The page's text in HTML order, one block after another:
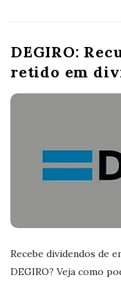
DEGIRO:
retido em
Recebe dividendos de
DEGIRO? Veja como